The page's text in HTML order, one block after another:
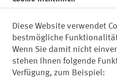
Diese Website verwendet
bestmögliche
Wenn Sie damit nicht
stehen Ihnen folgende
Verfügung, zum Beispiel: